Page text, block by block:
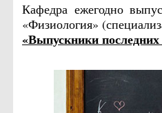
Кафедра ежегодно
«Физиология»
«Выпускники последних